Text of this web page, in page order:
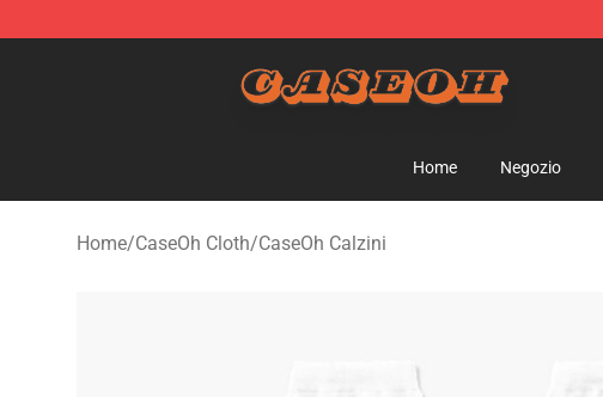
Home Negozio
Home/CaseOh Cloth/CaseOh Calzini